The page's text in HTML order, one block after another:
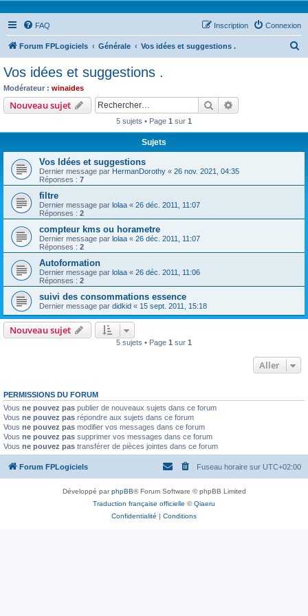
FAQ Connexion
Inscription
Forum FPLogiciels Générale Vos idées et suggestions .
Vos idées et suggestions .
Modérateur : winaides
Nouveau sujet Rechercher
5 sujets • Page 1 sur 1
Sujets
Vos Idées et suggestions
Dernier message par HermanDorothy « 26 nov. 2021, 04:35
Réponses : 7
filtre
Dernier message par lolaa « 26 déc. 2011, 11:07
Réponses : 2
compteur kms ou horametre
Dernier message par lolaa « 26 déc. 2011, 11:07
Réponses : 2
Autoformation
Dernier message par lolaa « 26 déc. 2011, 11:06
Réponses : 2
suivi des consommations essence
Dernier message par didkid « 15 sept. 2011, 15:18
Nouveau sujet
5 sujets • Page 1 sur 1
Aller
PERMISSIONS DU FORUM
Vous ne pouvez pas publier de nouveaux sujets dans ce forum
Vous ne pouvez pas répondre aux sujets dans ce forum
Vous ne pouvez pas modifier vos messages dans ce forum
Vous ne pouvez pas supprimer vos messages dans ce forum
Vous ne pouvez pas transférer de pièces jointes dans ce forum
Forum FPLogiciels Fuseau horaire sur UTC+02:00
Développé parphpBB® Forum Software © phpBB Limited
Traduction française officielle ©Qiaeru
Confidentialité | Conditions